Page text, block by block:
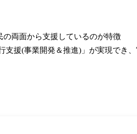
の両面から支援しているのが特徴
支援(事業開発＆推進)」が実現でき